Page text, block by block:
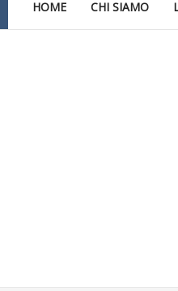
HOME CHI SIAMO